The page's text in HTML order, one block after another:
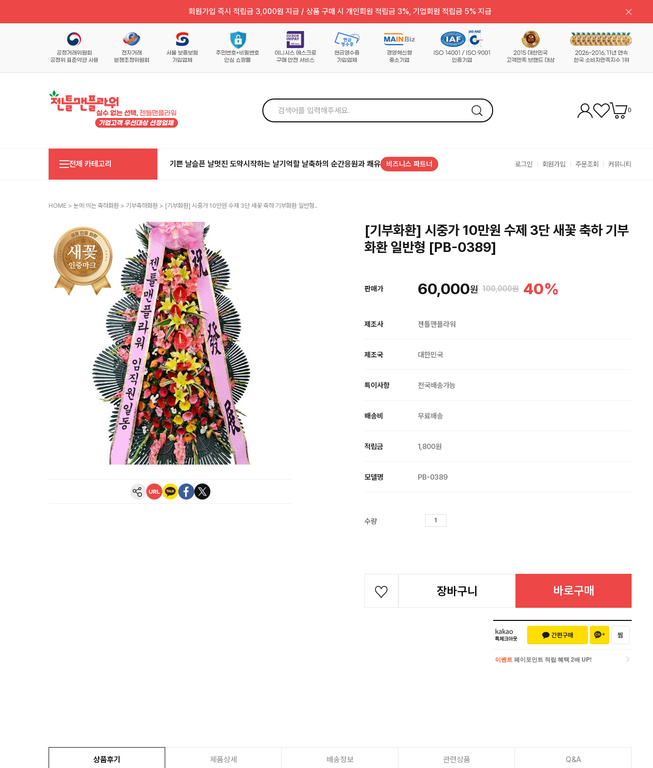
회원가입 즉시 적립금 3,000원 지급 / 상품 구매 시 개인회원 적립금 3%, 기업회원 적립금 5% 지급
0
전체 카테고리 기쁜 날슬픈 날멋진 도약시작하는 날기억할 날축하의 순간응원과 쾌유 비즈니스 파트너 로그인 회원가입 주문조회 커뮤니티
HOME > 눈에 띄는 축하화환 > 기부축하화환 > [기부화환] 시중가 10만원 수제 3단 새꽃 축하 기부화환 일반형..
[기부화환] 시중가 10만원 수제 3단 새꽃 축하 기부
화환 일반형 [PB-0389]
판매가 60,000원 100,000원 40%
제조사 젠틀맨플라워
제조국 대한민국
특이사항 전국배송가능
배송비 무료배송
적립금 1,800원
모델명 PB-0389
수량
장바구니 바로구매
이벤트 페이포인트 적립 혜택 2배 UP!
상품후기 제품상세 배송정보 관련상품 Q&A